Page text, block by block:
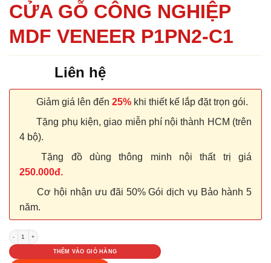
CỬA GỖ CÔNG NGHIỆP
MDF VENEER P1PN2-C1
Liên hệ
Giảm giá lên đến 25% khi thiết kế lắp đặt trọn gói.
Tặng phụ kiện, giao miễn phí nội thành HCM (trên
4 bộ).
Tặng đồ dùng thông minh nội thất trị giá
250.000đ.
Cơ hội nhận ưu đãi 50% Gói dịch vụ Bảo hành 5
năm.
CỬA GỖ CÔNG NGHIỆP MDF VENEER P1PN2-C1 số lượng
THÊM VÀO GIỎ HÀNG